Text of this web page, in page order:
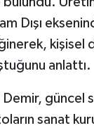
Dışı
kişisel
anlattı.
güncel
sanat